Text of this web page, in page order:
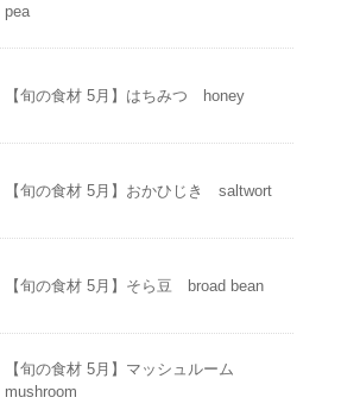
pea
【旬の食材 5月】はちみつ honey
【旬の食材 5月】おかひじき saltwort
【旬の食材 5月】そら豆 broad bean
【旬の食材 5月】マッシュルーム
mushroom